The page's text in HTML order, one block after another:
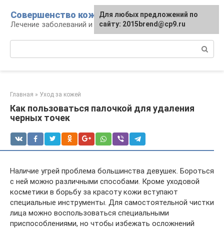
контенту
Совершенство кожи
Лечение заболеваний и уход за кожей
Главная » Уход за кожей
Как пользоваться палочкой для удаления
черных точек
Наличие угрей проблема большинства девушек. Бороться
с ней можно различными способами. Кроме уходовой
косметики в борьбу за красоту кожи вступают
специальные инструменты. Для самостоятельной чистки
лица можно воспользоваться специальными
приспособлениями, но чтобы избежать осложнений
Для любых предложений по
сайту: 2015brend@cp9.ru